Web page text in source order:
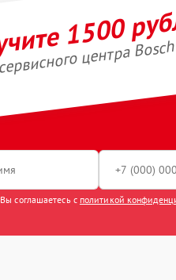
1500
центра Bosch
соглашаетесь с политикой